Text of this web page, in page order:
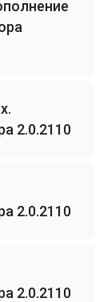
2.0.2110
2.0.2110
2.0.2110